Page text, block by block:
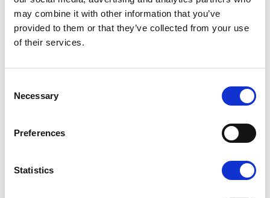
may combine it with other information that you’ve
provided to them or that they’ve collected from your use
of their services.
Selection
Necessary
Preferences
Statistics
Auteurs :Stefanie Gerold|Dominik
24.03.20
travail : bon pour les
climat